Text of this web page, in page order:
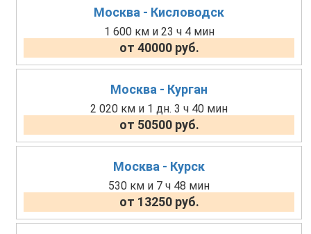
Москва - Кисловодск
1 600 км и 23 ч 4 мин
от 40000 руб.
Москва - Курган
2 020 км и 1 дн. 3 ч 40 мин
от 50500 руб.
Москва - Курск
530 км и 7 ч 48 мин
от 13250 руб.